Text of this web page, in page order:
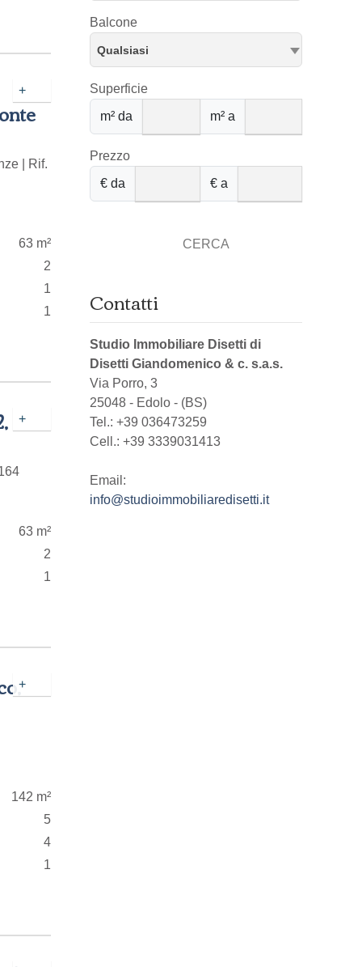
+
| Rif.
63 m²
2
1
1
+
63 m²
2
1
+
142 m²
5
4
1
Balcone
Qualsiasi
Superficie
m² da
m² a
Prezzo
€ da
€ a
CERCA
Contatti
Studio Immobiliare Disetti di
Disetti Giandomenico & c. s.a.s.
Via Porro, 3
25048 - Edolo - (BS)
Tel.: +39 036473259
Cell.: +39 3339031413
Email:
info@studioimmobiliaredisetti.it